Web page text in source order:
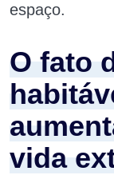
espaço.
O fato
vida